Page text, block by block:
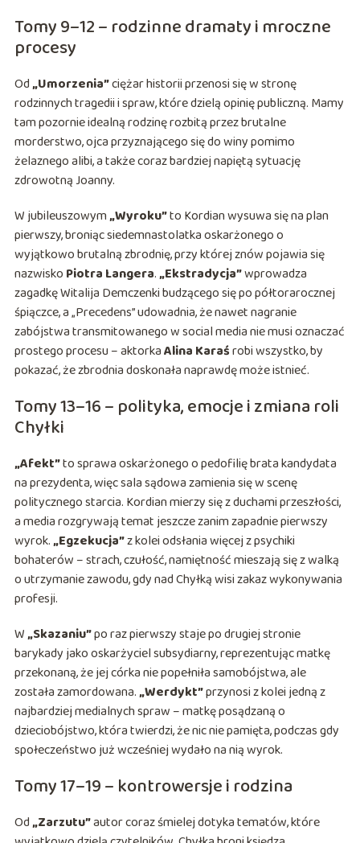
Tomy 9–12 – rodzinne dramaty i mroczne
procesy
Od„Umorzenia”ciężar historii przenosi się w stronę
rodzinnych tragedii i spraw, które dzielą opinię publiczną. Mamy
tam pozornie idealną rodzinę rozbitą przez brutalne
morderstwo, ojca przyznającego się do winy pomimo
żelaznego alibi, a także coraz bardziej napiętą sytuację
zdrowotną Joanny.
W jubileuszowym„Wyroku”to Kordian wysuwa się na plan
pierwszy, broniąc siedemnastolatka oskarżonego o
wyjątkowo brutalną zbrodnię, przy której znów pojawia się
nazwisko Piotra Langera.„Ekstradycja”wprowadza
zagadkę Witalija Demczenki budzącego się po półtorarocznej
śpiączce, a „Precedens” udowadnia, że nawet nagranie
zabójstwa transmitowanego w social media nie musi oznaczać
prostego procesu – aktorkaAlina Karaśrobi wszystko, by
pokazać, że zbrodnia doskonała naprawdę może istnieć.
Tomy 13–16 – polityka, emocje i zmiana roli
Chyłki
„Afekt”to sprawa oskarżonego o pedofilię brata kandydata
na prezydenta, więc sala sądowa zamienia się w scenę
politycznego starcia. Kordian mierzy się z duchami przeszłości,
a media rozgrywają temat jeszcze zanim zapadnie pierwszy
wyrok.„Egzekucja”z kolei odsłania więcej z psychiki
bohaterów – strach, czułość, namiętność mieszają się z walką
o utrzymanie zawodu, gdy nad Chyłką wisi zakaz wykonywania
profesji.
W„Skazaniu”po raz pierwszy staje po drugiej stronie
barykady jako oskarżyciel subsydiarny, reprezentując matkę
przekonaną, że jej córka nie popełniła samobójstwa, ale
została zamordowana.„Werdykt”przynosi z kolei jedną z
najbardziej medialnych spraw – matkę posądzaną o
dzieciobójstwo, która twierdzi, że nic nie pamięta, podczas gdy
społeczeństwo już wcześniej wydało na nią wyrok.
Tomy 17–19 – kontrowersje i rodzina
Od„Zarzutu”autor coraz śmielej dotyka tematów, które